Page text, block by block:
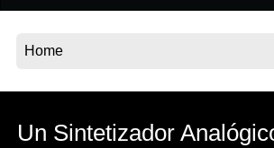
Un Sintetizador